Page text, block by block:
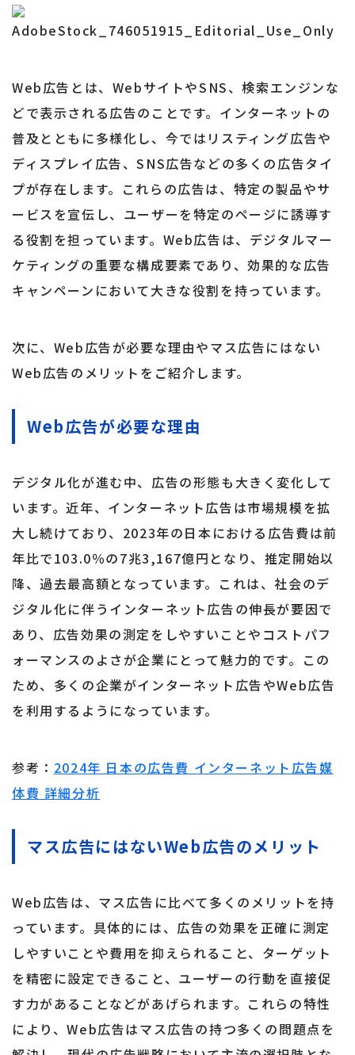
Web広告とは、WebサイトやSNS、検索エンジンな
どで表示される広告のことです。インターネットの
普及とともに多様化し、今ではリスティング広告や
ディスプレイ広告、SNS広告などの多くの広告タイ
プが存在します。これらの広告は、特定の製品やサ
ービスを宣伝し、ユーザーを特定のページに誘導す
る役割を担っています。Web広告は、デジタルマー
ケティングの重要な構成要素であり、効果的な広告
キャンペーンにおいて大きな役割を持っています。
次に、Web広告が必要な理由やマス広告にはない
Web広告のメリットをご紹介します。
Web広告が必要な理由
デジタル化が進む中、広告の形態も大きく変化して
います。近年、インターネット広告は市場規模を拡
大し続けており、2023年の日本における広告費は前
年比で103.0％の7兆3,167億円となり、推定開始以
降、過去最高額となっています。これは、社会のデ
ジタル化に伴うインターネット広告の伸長が要因で
あり、広告効果の測定をしやすいことやコストパフ
ォーマンスのよさが企業にとって魅力的です。この
ため、多くの企業がインターネット広告やWeb広告
を利用するようになっています。
参考： 2024年 日本の広告費 インターネット広告媒
体費 詳細分析
マス広告にはないWeb広告のメリット
Web広告は、マス広告に比べて多くのメリットを持
っています。具体的には、広告の効果を正確に測定
しやすいことや費用を抑えられること、ターゲット
を精密に設定できること、ユーザーの行動を直接促
す力があることなどがあげられます。これらの特性
により、Web広告はマス広告の持つ多くの問題点を